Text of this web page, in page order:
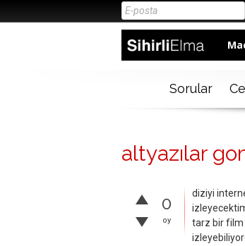
Sorular
altyazılar
0
oy
diziyi
tarz bir film